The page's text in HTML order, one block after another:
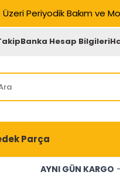
Üzeri Periyodik Bakım ve
Banka Hesap Bilgileri
Parça
AYNI GÜN KARGO